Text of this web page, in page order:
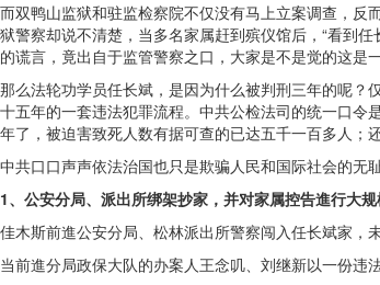
而双鸭山监狱和驻监检察院不仅没有马上立案调查，反
狱警察却说不清楚，当多名家属赶到殡仪馆后，“看到
的谎言，竟出自于监管警察之口，大家是不是觉的这是
那么法轮功学员任长斌，是因为什么被判刑三年的呢
十五年的一套违法犯罪流程。中共公检法司的统一口
年了，被迫害致死人数有据可查的已达五千一百多人；
中共口口声声依法治国也只是欺骗人民和国际社会的无
1、公安分局、派出所绑架抄家，并对家属控告進行大
佳木斯前進公安分局、松林派出所警察闯入任长斌家，
当前進分局政保大队的办案人王念叽、刘继新以一份违